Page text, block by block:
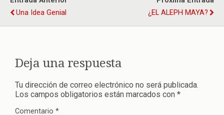
Una Idea Genial
¿EL ALEPH MAYA?
Deja una respuesta
Tu dirección de correo electrónico no será publicada.
Los campos obligatorios están marcados con *
Comentario *